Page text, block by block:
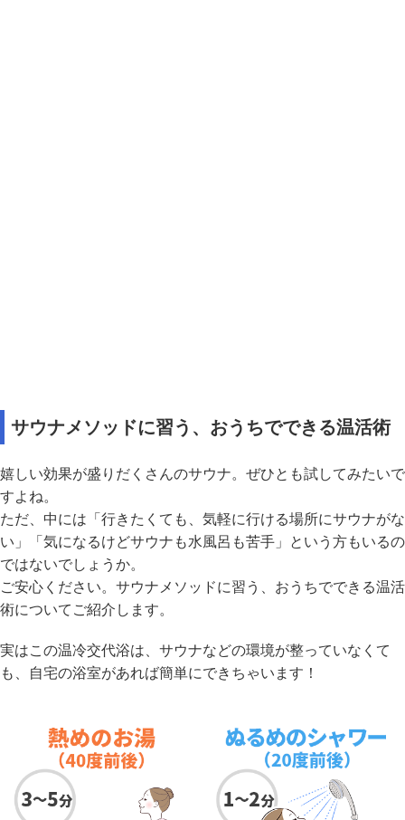
サウナメソッドに習う、おうちでできる温活術
嬉しい効果が盛りだくさんのサウナ。ぜひとも試してみたいで
すよね。
ただ、中には「行きたくても、気軽に行ける場所にサウナがな
い」「気になるけどサウナも水風呂も苦手」という方もいるの
ではないでしょうか。
ご安心ください。サウナメソッドに習う、おうちでできる温活
術についてご紹介します。
実はこの温冷交代浴は、サウナなどの環境が整っていなくて
も、自宅の浴室があれば簡単にできちゃいます！